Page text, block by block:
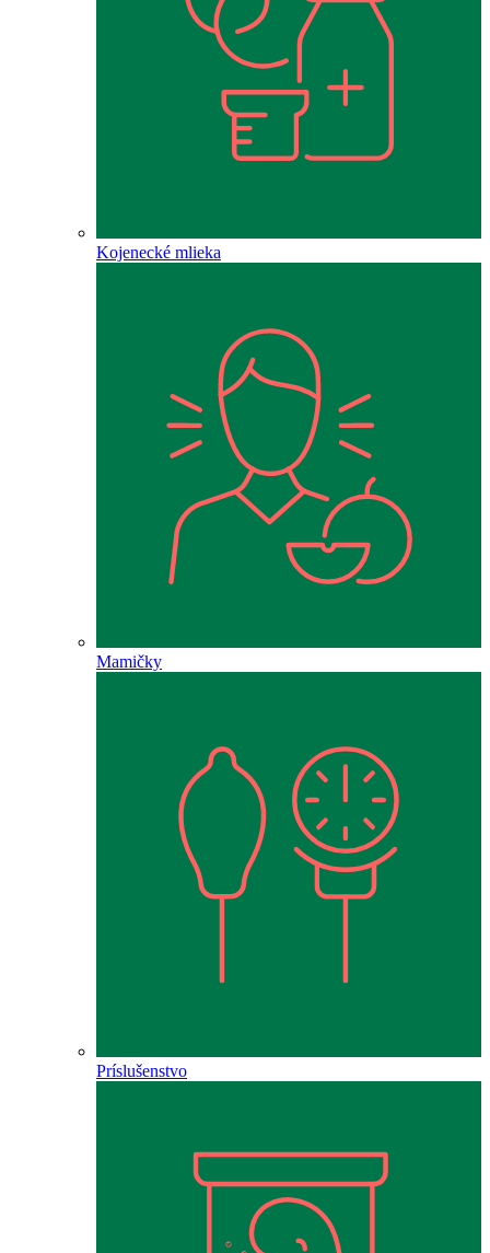
Kojenecké mlieka
Mamičky
Príslušenstvo